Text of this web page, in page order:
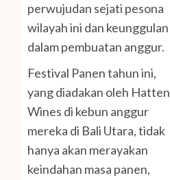
perwujudan sejati pesona
wilayah ini dan keunggulan
dalam pembuatan anggur.
Festival Panen tahun ini,
yang diadakan oleh Hatten
Wines di kebun anggur
mereka di Bali Utara, tidak
hanya akan merayakan
keindahan masa panen,